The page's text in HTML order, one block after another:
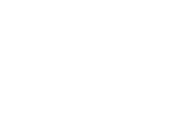
svolge un ruolo